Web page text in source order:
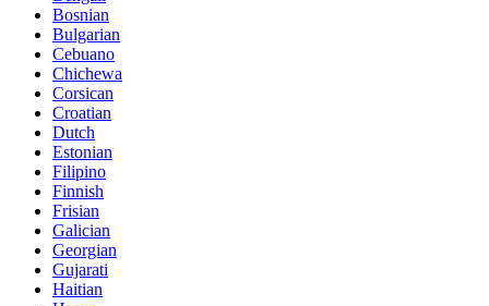
Bosnian
Bulgarian
Cebuano
Chichewa
Corsican
Croatian
Dutch
Estonian
Filipino
Finnish
Frisian
Galician
Georgian
Gujarati
Haitian